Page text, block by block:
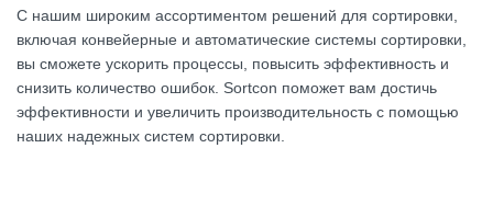
С нашим широким ассортиментом решений для сортировки,
включая конвейерные и автоматические системы сортировки,
вы сможете ускорить процессы, повысить эффективность и
снизить количество ошибок. Sortcon поможет вам достичь
эффективности и увеличить производительность с помощью
наших надежных систем сортировки.